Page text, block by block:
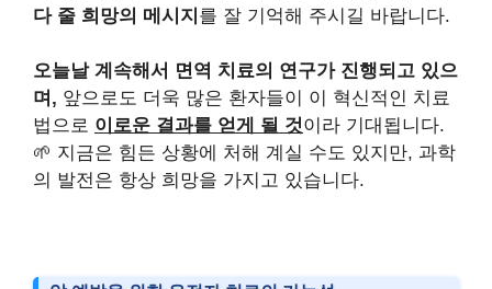
다 줄 희망의 메시지 를 잘 기억해 주시길 바랍니다.
오늘날 계속해서 면역 치료의 연구가 진행되고 있으
며, 앞으로도 더욱 많은 환자들이 이 혁신적인 치료
법으로 이로운 결과를 얻게 될 것이라 기대됩니다.
🌱 지금은 힘든 상황에 처해 계실 수도 있지만, 과학
의 발전은 항상 희망을 가지고 있습니다.